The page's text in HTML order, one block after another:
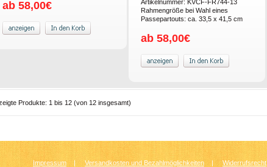
ab 58,00€
Artikelnummer: KVCF-FR744-13
Rahmengröße bei Wahl eines
Passepartouts: ca. 33,5 x 41,5 cm
ab 58,00€
Produkte: 1 bis 12 (von 12 insgesamt)
Impressum | Versandkosten und Bezahlmöglichkeiten|Widerrufsrecht